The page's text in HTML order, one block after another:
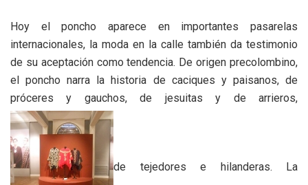
Hoy el poncho aparece en importantes pasarelas
internacionales, la moda en la calle también da testimonio
de su aceptación como tendencia. De origen precolombino,
el poncho narra la historia de caciques y paisanos, de
próceres y gauchos, de jesuitas y de arrieros,
de tejedores e hilanderas. La